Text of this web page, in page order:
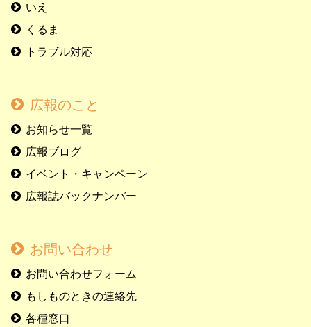
いえ
くるま
トラブル対応
広報のこと
お知らせ一覧
広報ブログ
イベント・キャンペーン
広報誌バックナンバー
お問い合わせ
お問い合わせフォーム
もしものときの連絡先
各種窓口